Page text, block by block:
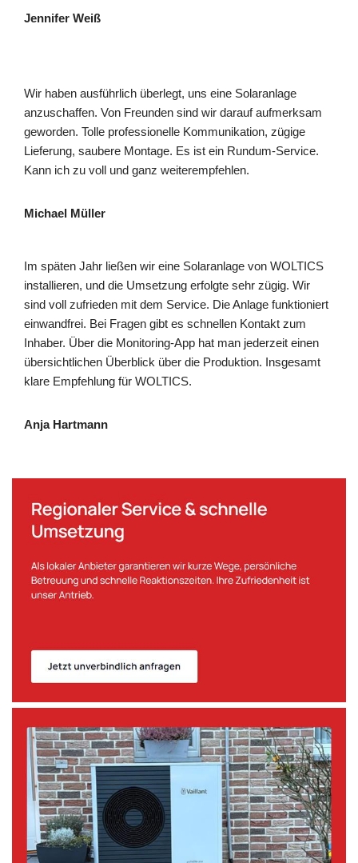
Jennifer Weiß
Wir haben ausführlich überlegt, uns eine Solaranlage
anzuschaffen. Von Freunden sind wir darauf aufmerksam
geworden. Tolle professionelle Kommunikation, zügige
Lieferung, saubere Montage. Es ist ein Rundum-Service.
Kann ich zu voll und ganz weiterempfehlen.
Michael Müller
Im späten Jahr ließen wir eine Solaranlage von WOLTICS
installieren, und die Umsetzung erfolgte sehr zügig. Wir
sind voll zufrieden mit dem Service. Die Anlage funktioniert
einwandfrei. Bei Fragen gibt es schnellen Kontakt zum
Inhaber. Über die Monitoring-App hat man jederzeit einen
übersichtlichen Überblick über die Produktion. Insgesamt
klare Empfehlung für WOLTICS.
Anja Hartmann